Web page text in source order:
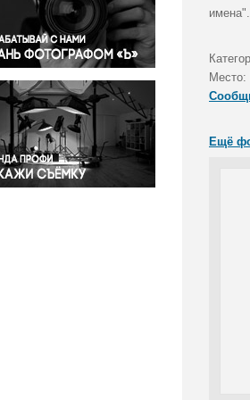
Правосудие
Происшествия и конфликты
Религия
Светская жизнь
Спорт
Экология
Экономика и бизнес
имена".
Место:
Ещё